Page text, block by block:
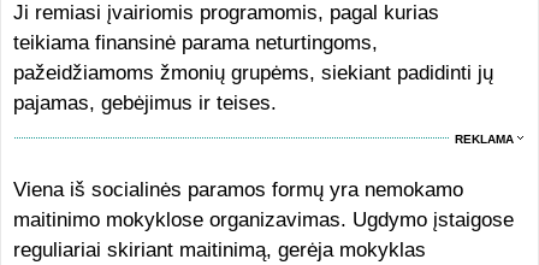
Ji remiasi įvairiomis programomis, pagal kurias
teikiama finansinė parama neturtingoms,
pažeidžiamoms žmonių grupėms, siekiant padidinti jų
pajamas, gebėjimus ir teises.
REKLAMA
Viena iš socialinės paramos formų yra nemokamo
maitinimo mokyklose organizavimas. Ugdymo įstaigose
reguliariai skiriant maitinimą, gerėja mokyklas